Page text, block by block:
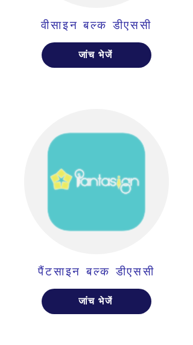
वीसाइन बल्क डीएससी
जांच भेजें
पैंटसाइन बल्क डीएससी
जांच भेजें